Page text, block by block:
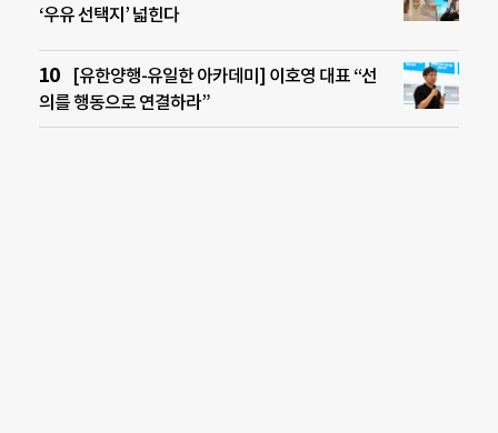
‘우유 선택지’ 넓힌다
[유한양행-유일한 아카데미] 이호영 대표 “선
의를 행동으로 연결하라”